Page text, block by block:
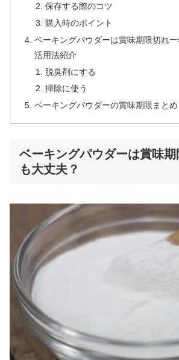
保存する際のコツ
購入時のポイント
ベーキングパウダーは賞味期限切れ
活用法紹介
脱臭剤にする
掃除に使う
ベーキングパウダーの賞味期限まとめ
ベーキングパウダーは賞味
も大丈夫？